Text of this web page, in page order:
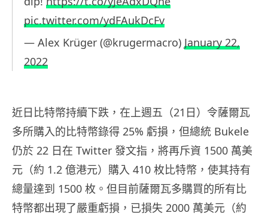
pic.twitter.com/ydFAukDcFv
— Alex Krüger (@krugermacro) January 22,
2022
近日比特幣持續下跌，在上週五（21日）令薩爾瓦
多所購入的比特幣錄得 25% 虧損，但總統 Bukele
仍於 22 日在 Twitter 發文指，將再斥資 1500 萬美
元（約 1.2 億港元）購入 410 枚比特幣，使其持有
總量達到 1500 枚。但目前薩爾瓦多購買的所有比
特幣都出現了嚴重虧損，已損失 2000 萬美元（約